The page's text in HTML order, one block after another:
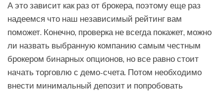
А это зависит как раз от брокера, поэтому еще раз
надеемся что наш независимый рейтинг вам
поможет. Конечно, проверка не всегда покажет, можно
ли назвать выбранную компанию самым честным
брокером бинарных опционов, но все равно стоит
начать торговлю с демо-счета. Потом необходимо
внести минимальный депозит и попробовать